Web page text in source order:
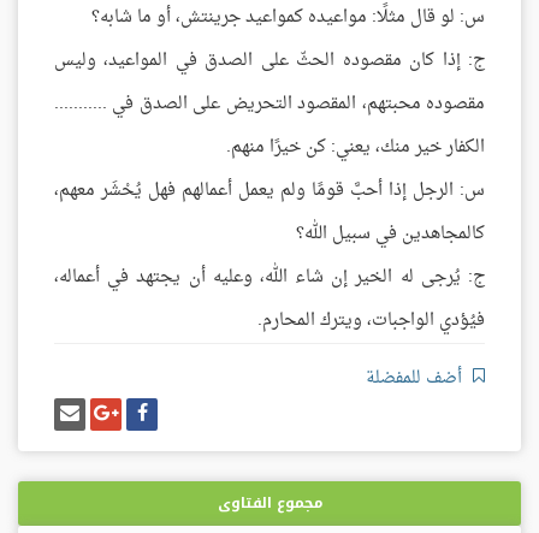
س: لو قال مثلًا: مواعيده كمواعيد جرينتش، أو ما شابه؟
ج: إذا كان مقصوده الحثّ على الصدق في المواعيد، وليس
مقصوده محبتهم، المقصود التحريض على الصدق في ...........
الكفار خير منك، يعني: كن خيرًا منهم.
س: الرجل إذا أحبَّ قومًا ولم يعمل أعمالهم فهل يُحْشَر معهم،
كالمجاهدين في سبيل الله؟
ج: يُرجى له الخير إن شاء الله، وعليه أن يجتهد في أعماله،
فيُؤدي الواجبات، ويترك المحارم.
أضف للمفضلة
شارك
على
فيسبوك
شارك
على
غوغل
بلس
إرسل
إيميل
مجموع الفتاوى